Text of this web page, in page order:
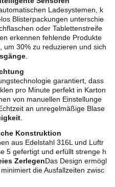
Ladesystemen, k
Blisterpackungen unterschie
oder Tablettenstreife
erkennen fehlende Produkte
um 30% zu reduzieren und sich
garantiert, dass
pro Minute perfekt in Karton
von manuellen Einstellunge
an unregelmäßige Blase
Konstruktion
aus Edelstahl 316L und Luftr
5 gefertigt und erfüllt strenge h
ZerlegenDas Design ermögl
die Ausfallzeiten zwisc